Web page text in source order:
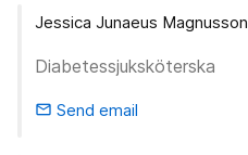
Jessica Junaeus Magnusson
Diabetessjuksköterska
email Send email